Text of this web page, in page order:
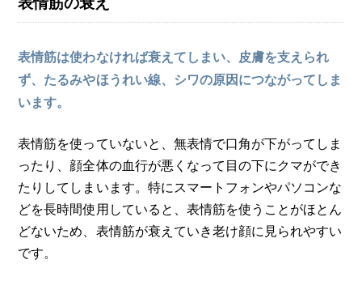
表情筋は使わなければ衰えてしまい、皮膚を支えられ
ず、たるみやほうれい線、シワの原因につながってしま
います。
表情筋を使っていないと、無表情で口角が下がってしま
ったり、顔全体の血行が悪くなって目の下にクマができ
たりしてしまいます。特にスマートフォンやパソコンな
どを長時間使用していると、表情筋を使うことがほとん
どないため、表情筋が衰えていき老け顔に見られやすい
です。